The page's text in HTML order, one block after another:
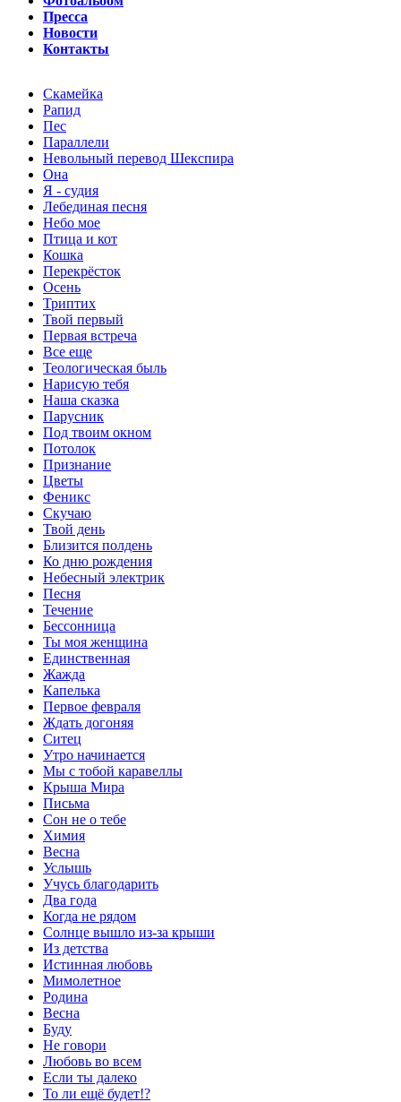
Пресса
Новости
Контакты
Скамейка
Рапид
Пес
Параллели
Невольный перевод Шекспира
Она
Я - судия
Лебединая песня
Небо мое
Птица и кот
Кошка
Перекрёсток
Осень
Триптих
Твой первый
Первая встреча
Все еще
Теологическая быль
Нарисую тебя
Наша сказка
Парусник
Под твоим окном
Потолок
Признание
Цветы
Феникс
Скучаю
Твой день
Близится полдень
Ко дню рождения
Небесный электрик
Песня
Течение
Бессонница
Ты моя женщина
Единственная
Жажда
Капелька
Первое февраля
Ждать догоняя
Ситец
Утро начинается
Мы с тобой каравеллы
Крыша Мира
Письма
Сон не о тебе
Химия
Весна
Услышь
Учусь благодарить
Два года
Когда не рядом
Солнце вышло из-за крыши
Из детства
Истинная любовь
Мимолетное
Родина
Весна
Буду
Не говори
Любовь во всем
Если ты далеко
То ли ещё будет!?